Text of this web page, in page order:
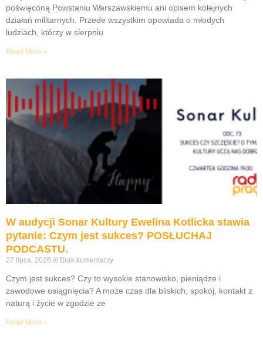
poświęconą Powstaniu Warszawskiemu ani opisem kolejnych
działań militarnych. Przede wszystkim opowiada o młodych
ludziach, którzy w sierpniu
Read More »
W audycji Sonar Kultury Ewelina Kotlicka stawia
pytanie: Czym jest sukces? POSŁUCHAJ
PODCASTU.
27 lipca, 2026 Brak komentarzy
Czym jest sukces? Czy to wysokie stanowisko, pieniądze i
zawodowe osiągnięcia? A może czas dla bliskich, spokój, kontakt z
naturą i życie w zgodzie ze
Read More »